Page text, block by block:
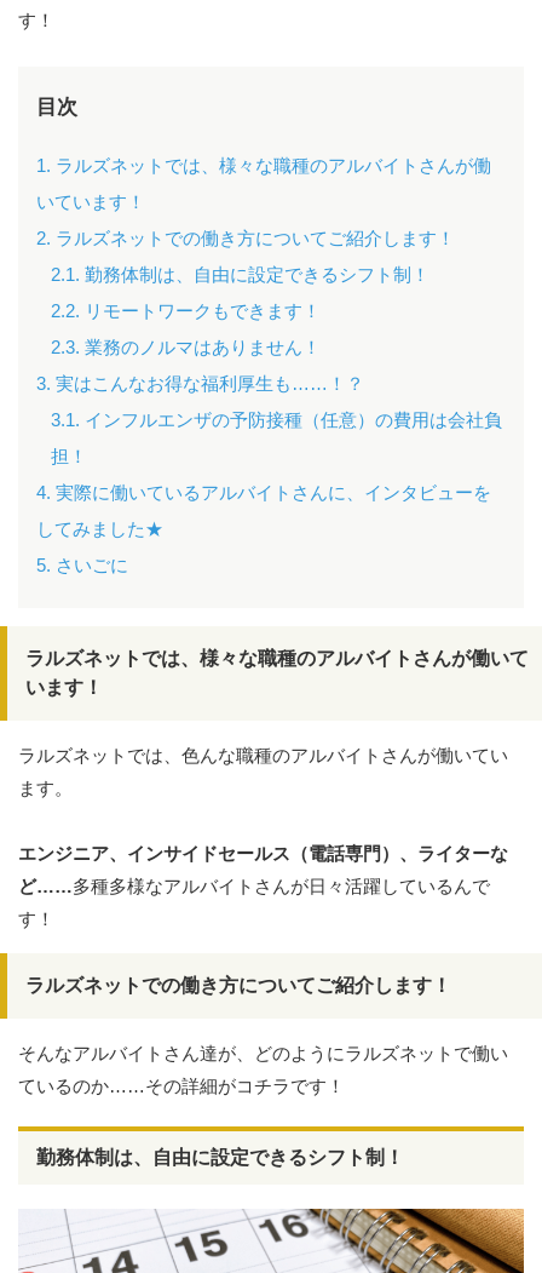
す！
目次
1. ラルズネットでは、様々な職種のアルバイトさんが働
いています！
2. ラルズネットでの働き方についてご紹介します！
2.1. 勤務体制は、自由に設定できるシフト制！
2.2. リモートワークもできます！
2.3. 業務のノルマはありません！
3. 実はこんなお得な福利厚生も……！？
3.1. インフルエンザの予防接種（任意）の費用は会社負
担！
4. 実際に働いているアルバイトさんに、インタビューを
してみました★
5. さいごに
ラルズネットでは、様々な職種のアルバイトさんが働いて
います！
ラルズネットでは、色んな職種のアルバイトさんが働いてい
ます。
エンジニア、インサイドセールス（電話専門）、ライターな
ど……多種多様なアルバイトさんが日々活躍しているんで
す！
ラルズネットでの働き方についてご紹介します！
そんなアルバイトさん達が、どのようにラルズネットで働い
ているのか……その詳細がコチラです！
勤務体制は、自由に設定できるシフト制！